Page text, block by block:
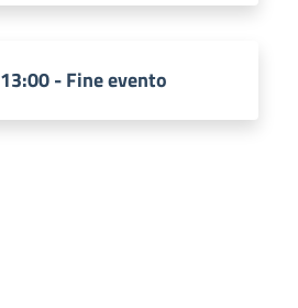
13:00 - Fine evento